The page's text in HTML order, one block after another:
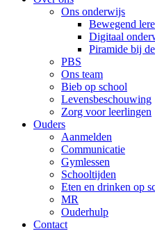
Ons onderwijs
Bewegend
Digitaal
Piramide bij
PBS
Ons team
Bieb op school
Levensbeschouwing
Zorg voor leerlingen
Ouders
Aanmelden
Communicatie
Gymlessen
Schooltijden
Eten en drinken op
MR
Ouderhulp
Contact